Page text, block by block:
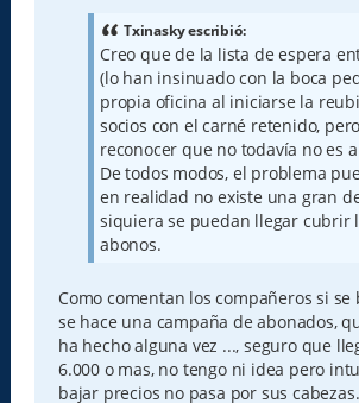
Txinasky escribió:
Creo que de la lista de espera
(lo han insinuado con la boca
propia oficina al iniciarse la
socios con el carné retenido,
reconocer que no todavía no es
De todos modos, el problema
en realidad no existe una gran
siquiera se puedan llegar cubrir
abonos.
Como comentan los compañeros si se
se hace una campaña de abonados,
ha hecho alguna vez ..., seguro que
6.000 o mas, no tengo ni idea pero
bajar precios no pasa por sus